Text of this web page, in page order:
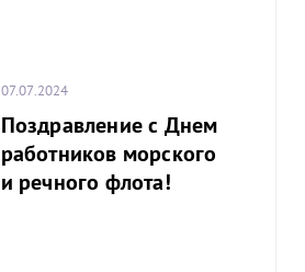
07.07.2024
Поздравление с Днем
работников морского
и речного флота!